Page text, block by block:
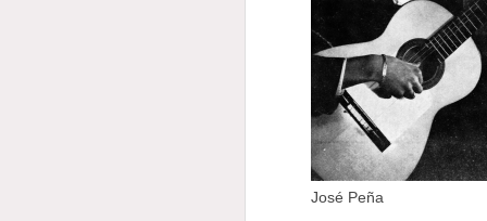
José Peña